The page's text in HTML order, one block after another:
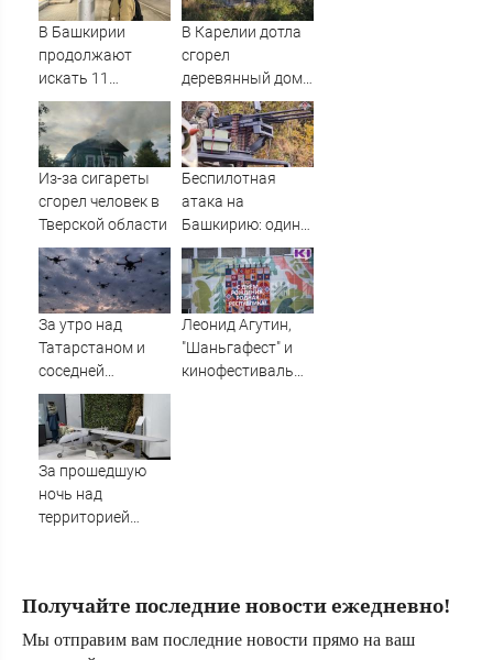
В Башкирии
продолжают
искать 11
пропавших без
вести
В Карелии дотла
сгорел
деревянный дом
(ФОТО)
Из-за сигареты
сгорел человек в
Тверской области
Беспилотная
атака на
Башкирию: один
БПЛА в Уфе
врезался в кран и
упал на кровлю
За утро над
Татарстаном и
соседней
республикой
сбиты 12
вражеских БПЛА -
Минобороны
Леонид Агутин,
"Шаньгафест" и
кинофестиваль
За прошедшую
ночь над
территорией
Получайте последние новости ежедневно!
Мы отправим вам последние новости прямо на ваш